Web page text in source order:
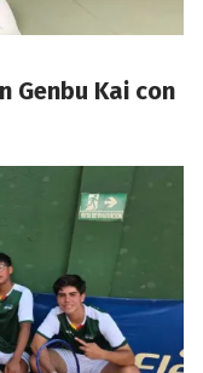
Genbu Kai con